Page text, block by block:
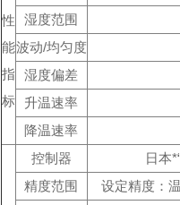
性
能
指
标
湿度范围
波动/均匀度
湿度偏差
升温速率
降温速率
控制器
日本
精度范围
设定精度：